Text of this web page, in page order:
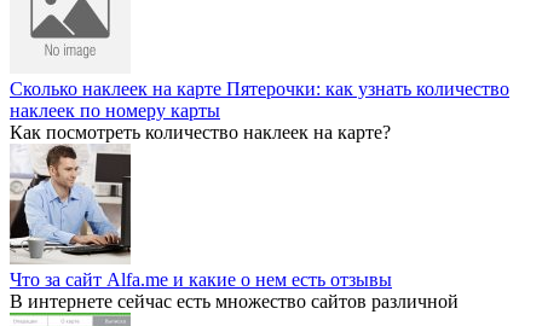
Сколько наклеек на карте Пятерочки: как узнать количество
наклеек по номеру карты
Как посмотреть количество наклеек на карте?
Что за сайт Alfa.me и какие о нем есть отзывы
В интернете сейчас есть множество сайтов различной